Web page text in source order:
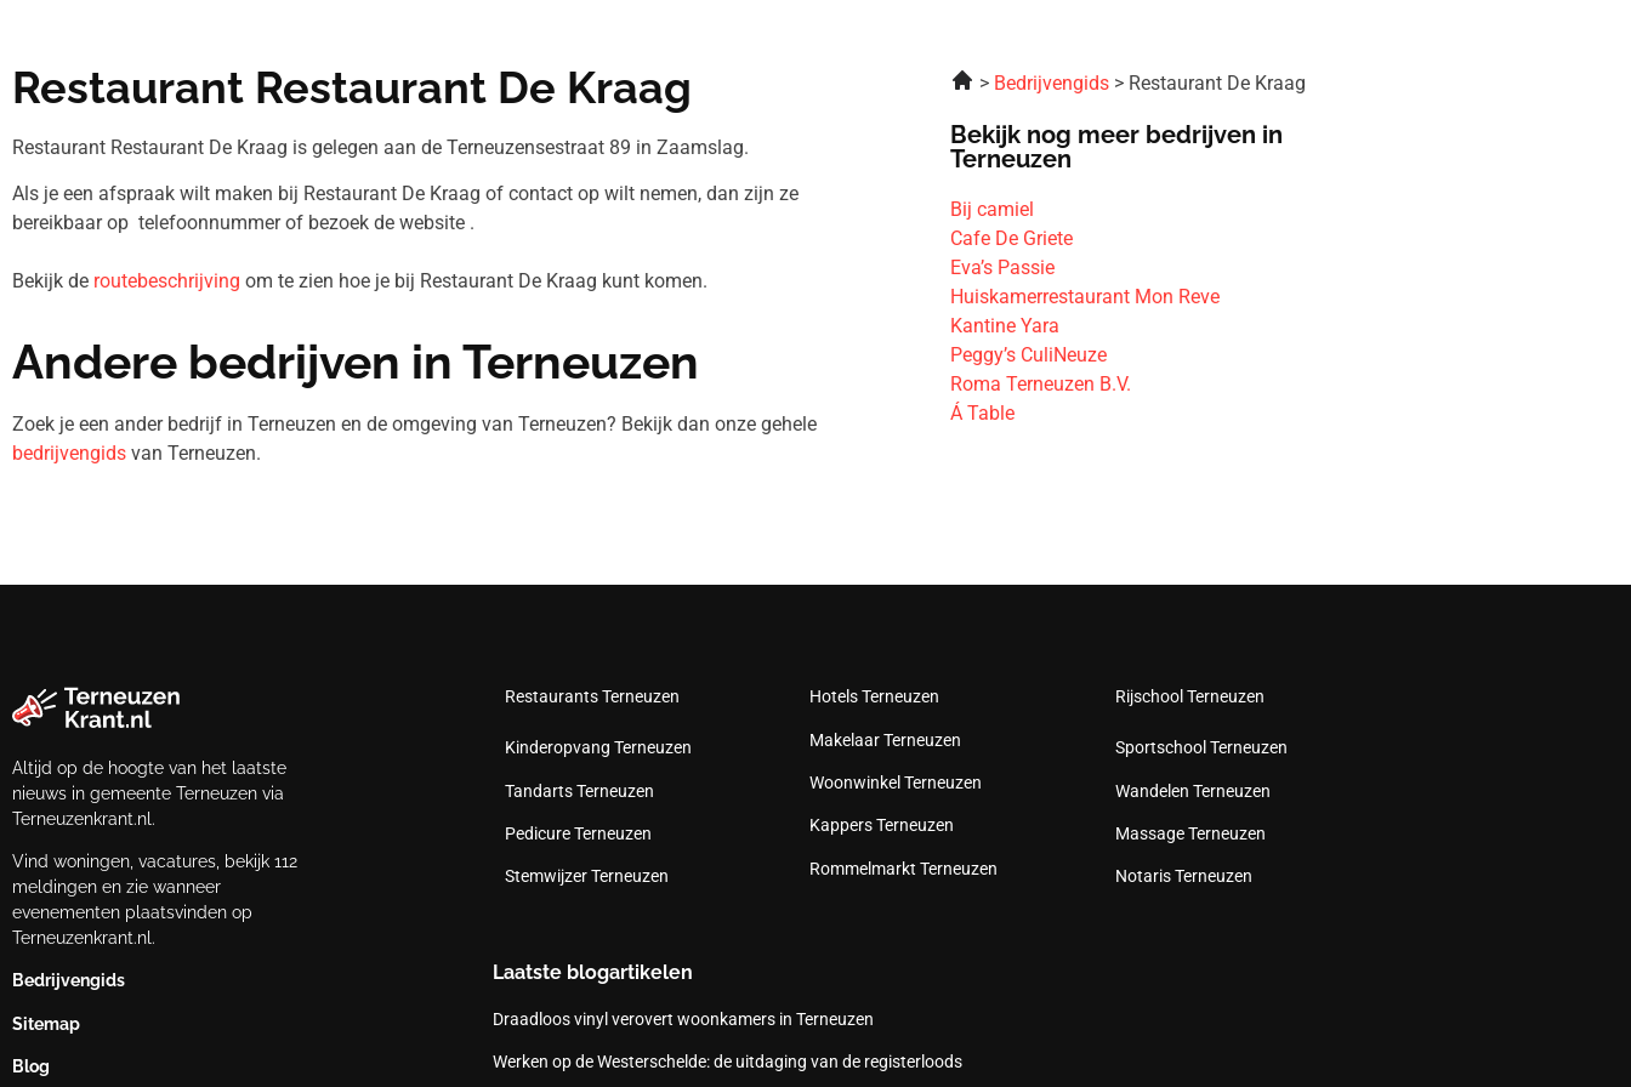
Restaurant Restaurant De Kraag
Restaurant Restaurant De Kraag is gelegen aan de Terneuzensestraat 89 in Zaamslag.
Als je een afspraak wilt maken bij Restaurant De Kraag of contact op wilt nemen, dan zijn ze
bereikbaar op telefoonnummerof bezoek de website .
Bekijk de routebeschrijving om te zien hoe je bij Restaurant De Kraag kunt komen.
Andere bedrijven in Terneuzen
Zoek je een ander bedrijf in Terneuzen en de omgeving van Terneuzen? Bekijk dan onze gehele
bedrijvengids van Terneuzen.
Bedrijvengids Restaurant De Kraag
Bekijk nog meer bedrijven in
Terneuzen
Bij camiel
Cafe De Griete
Eva’s Passie
Huiskamerrestaurant Mon Reve
Kantine Yara
Peggy’s CuliNeuze
Roma Terneuzen B.V.
Á Table
Altijd op de hoogte van het laatste
nieuws in gemeente Terneuzen via
Terneuzenkrant.nl.
Vind woningen, vacatures, bekijk 112
meldingen en zie wanneer
evenementen plaatsvinden op
Terneuzenkrant.nl.
Bedrijvengids
Sitemap
Blog
Restaurants Terneuzen
Kinderopvang Terneuzen
Tandarts Terneuzen
Pedicure Terneuzen
Stemwijzer Terneuzen
Hotels Terneuzen
Makelaar Terneuzen
Woonwinkel Terneuzen
Kappers Terneuzen
Rommelmarkt Terneuzen
Rijschool Terneuzen
Sportschool Terneuzen
Wandelen Terneuzen
Massage Terneuzen
Notaris Terneuzen
Laatste blogartikelen
Draadloos vinyl verovert woonkamers in Terneuzen
Werken op de Westerschelde: de uitdaging van de registerloods